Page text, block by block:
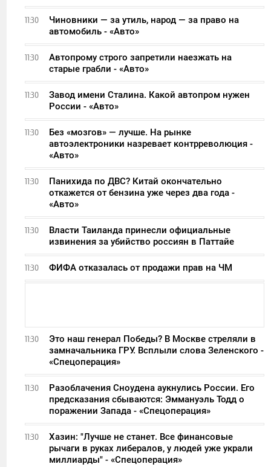
11:30
Чиновники — за утиль, народ — за право на
автомобиль - «Авто»
11:30
Автопрому строго запретили наезжать на
старые грабли - «Авто»
11:30
Завод имени Сталина. Какой автопром нужен
России - «Авто»
11:30
Без «мозгов» — лучше. На рынке
автоэлектроники назревает контрреволюция -
«Авто»
11:30
Панихида по ДВС? Китай окончательно
откажется от бензина уже через два года -
«Авто»
11:30
Власти Таиланда принесли официальные
извинения за убийство россиян в Паттайе
11:30 ФИФА отказалась от продажи прав на ЧМ
11:30
Это наш генерал Победы? В Москве стреляли в
замначальника ГРУ. Всплыли слова Зеленского -
«Спецоперация»
11:30
Разоблачения Сноудена аукнулись России. Его
предсказания сбываются: Эммануэль Тодд о
поражении Запада - «Спецоперация»
11:30
Хазин: "Лучше не станет. Все финансовые
рычаги в руках либералов, у людей уже украли
миллиарды" - «Спецоперация»